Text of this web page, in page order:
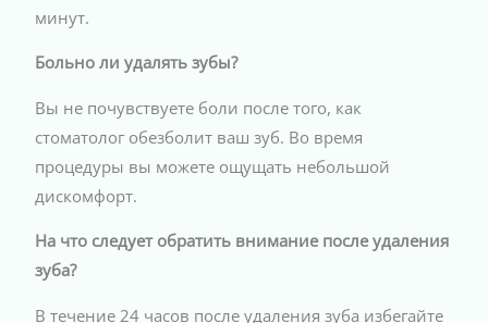
минут.
Больно ли удалять зубы?
Вы не почувствуете боли после того, как
стоматолог обезболит ваш зуб. Во время
процедуры вы можете ощущать небольшой
дискомфорт.
На что следует обратить внимание после удаления
зуба?
В течение 24 часов после удаления зуба избегайте